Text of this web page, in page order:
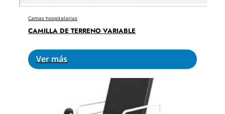
Camas hospitalarias
CAMILLA DE TERRENO VARIABLE
Ver más